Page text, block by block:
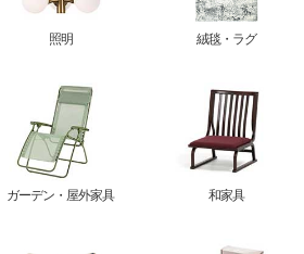
照明 絨毯・ラグ
ガーデン・屋外家具 和家具